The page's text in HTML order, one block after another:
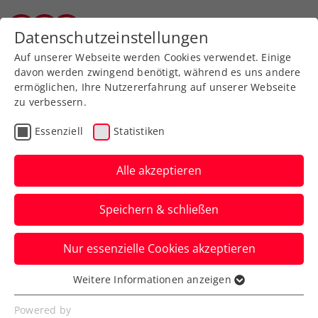
Zurück zur Newsübersicht
Turniere
ITF Nottingham: Paszek
schrammt erneut am
Finaleinzug vorbei
Trotzdem nähert sich das routinierte ÖTV-
Ass der Rückkehr unter die Top 300 der
Verfasst von: Manuel Wachta, 08.05.2024
Datenschutzeinstellungen
Auf unserer Webseite werden Cookies verwendet. Einige
davon werden zwingend benötigt, während es uns andere
ermöglichen, Ihre Nutzererfahrung auf unserer Webseite
zu verbessern.
Essenziell Statistiken
Alle akzeptieren
Speichern & schließen
Nur essenzielle Cookies akzeptieren
Essenziell
Essenzielle Cookies werden für grundlegende
Weitere Informationen anzeigen
Powered by